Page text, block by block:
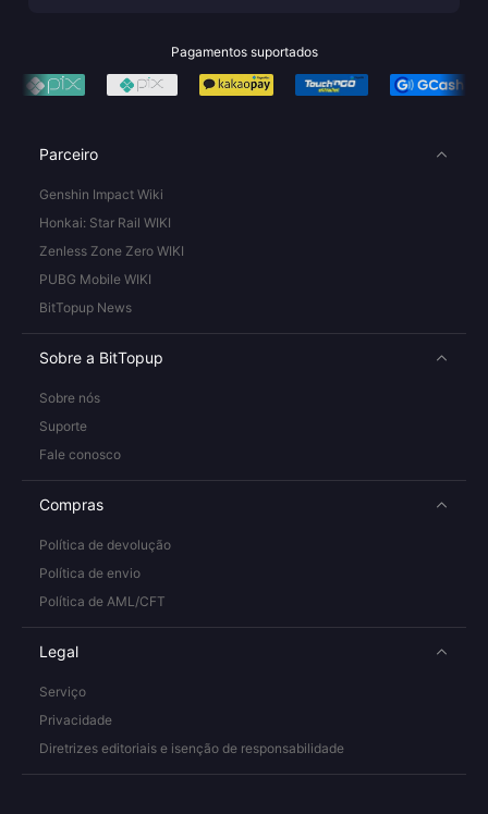
Pagamentos suportados
Parceiro
Genshin Impact Wiki
Honkai: Star Rail WIKI
Zenless Zone Zero WIKI
PUBG Mobile WIKI
BitTopup News
Sobre a BitTopup
Sobre nós
Suporte
Fale conosco
Compras
Política de devolução
Política de envio
Política de AML/CFT
Legal
Serviço
Privacidade
Diretrizes editoriais e isenção de responsabilidade